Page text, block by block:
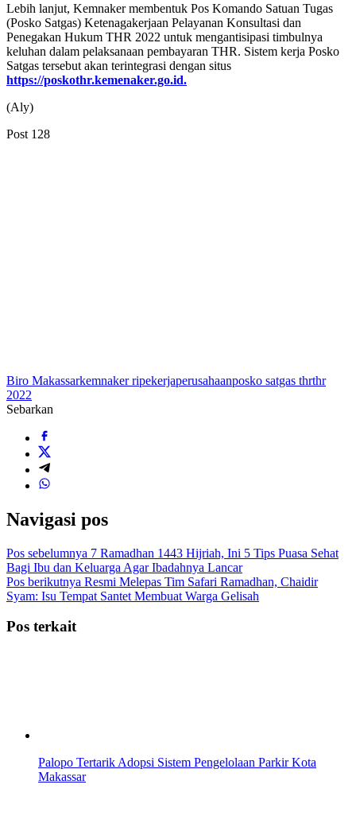
Lebih lanjut, Kemnaker membentuk Pos Komando Satuan Tugas
(Posko Satgas) Ketenagakerjaan Pelayanan Konsultasi dan
Penegakan Hukum THR 2022 untuk mengantisipasi timbulnya
keluhan dalam pelaksanaan pembayaran THR. Sistem kerja Posko
Satgas tersebut akan terintegrasi dengan situs
https://poskothr.kemenaker.go.id.
(Aly)
Post 128
Biro Makassarkemnaker ripekerjaperusahaanposko satgas thrthr
2022
Sebarkan
Navigasi pos
Pos sebelumnya 7 Ramadhan 1443 Hijriah, Ini 5 Tips Puasa Sehat
Bagi Ibu dan Keluarga Agar Ibadahnya Lancar
Pos berikutnya Resmi Melepas Tim Safari Ramadhan, Chaidir
Syam: Isu Tempat Santet Membuat Warga Gelisah
Pos terkait
Palopo Tertarik Adopsi Sistem Pengelolaan Parkir Kota
Makassar